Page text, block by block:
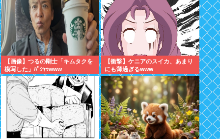
【画像】つるの剛士「キムタクを
模写した」ﾊﾟｼｬｯwww
【衝撃】ケニアのスイカ、あまり
にも薄過ぎるwww